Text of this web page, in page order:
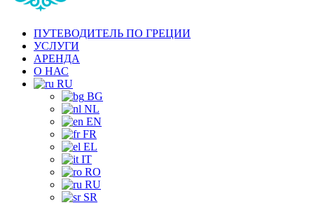
ПУТЕВОДИТЕЛЬ ПО ГРЕЦИИ
УСЛУГИ
АРЕНДА
О НАС
RU
BG
NL
EN
FR
EL
IT
RO
RU
SR